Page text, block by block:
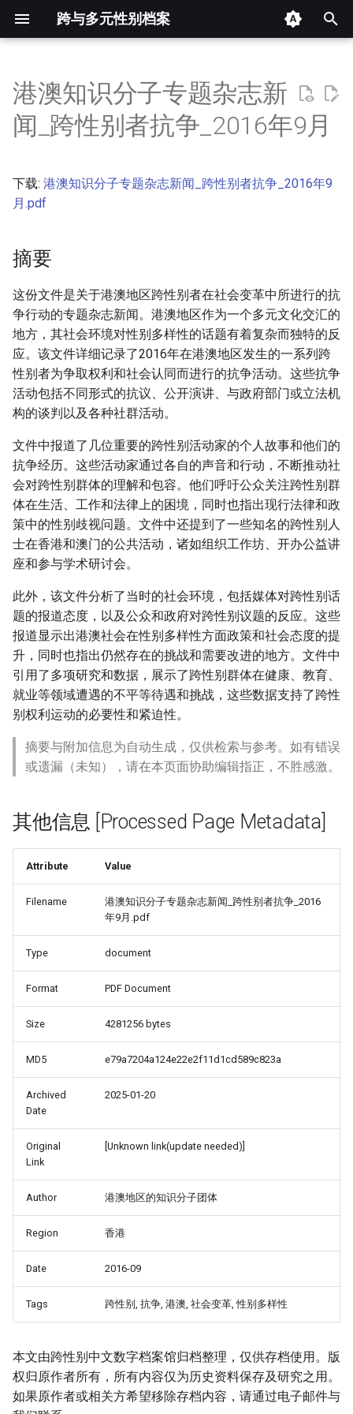
跨与多元性别档案
入
以
开
摘要
正文
港澳知识分子专题杂志新
闻_跨性别者抗争_2016年9月
下载: 港澳知识分子专题杂志新闻_跨性别者抗争_2016年9
月.pdf
摘要
这份文件是关于港澳地区跨性别者在社会变革中所进行的抗
争行动的专题杂志新闻。港澳地区作为一个多元文化交汇的
地方，其社会环境对性别多样性的话题有着复杂而独特的反
应。该文件详细记录了2016年在港澳地区发生的一系列跨
性别者为争取权利和社会认同而进行的抗争活动。这些抗争
活动包括不同形式的抗议、公开演讲、与政府部门或立法机
构的谈判以及各种社群活动。
文件中报道了几位重要的跨性别活动家的个人故事和他们的
抗争经历。这些活动家通过各自的声音和行动，不断推动社
会对跨性别群体的理解和包容。他们呼吁公众关注跨性别群
体在生活、工作和法律上的困境，同时也指出现行法律和政
策中的性别歧视问题。文件中还提到了一些知名的跨性别人
士在香港和澳门的公共活动，诸如组织工作坊、开办公益讲
座和参与学术研讨会。
此外，该文件分析了当时的社会环境，包括媒体对跨性别话
题的报道态度，以及公众和政府对跨性别议题的反应。这些
报道显示出港澳社会在性别多样性方面政策和社会态度的提
升，同时也指出仍然存在的挑战和需要改进的地方。文件中
引用了多项研究和数据，展示了跨性别群体在健康、教育、
就业等领域遭遇的不平等待遇和挑战，这些数据支持了跨性
别权利运动的必要性和紧迫性。
摘要与附加信息为自动生成，仅供检索与参考。如有错误
或遗漏（未知），请在本页面协助编辑指正，不胜感激。
其他信息 [Processed Page Metadata]
Attribute Value
Filename
港澳知识分子专题杂志新闻_跨性别者抗争_2016
年9月.pdf
Type document
Format PDF Document
Size 4281256 bytes
MD5 e79a7204a124e22e2f11d1cd589c823a
Archived
Date
2025-01-20
Original
Link
[Unknown link(update needed)]
Author 港澳地区的知识分子团体
Region 香港
Date 2016-09
Tags 跨性别, 抗争, 港澳, 社会变革, 性别多样性
本文由跨性别中文数字档案馆归档整理，仅供存档使用。版
权归原作者所有，所有内容仅为历史资料保存及研究之用。
如果原作者或相关方希望移除存档内容，请通过电子邮件与